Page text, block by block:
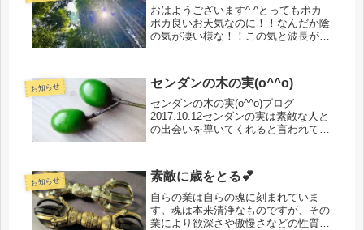
おはようございます^ ^とってもポカ
ポカ良いお天気なのに！！なんだか陰
の気が凄い様な！！この気と波長が合
やばいやばい(^o^)目を閉じて深呼吸し
て空気と呼吸を合わせて争わず...
お知らせ センダンの木の実(o^^o)
センダンの木の実(o^^o)ブログ
2017.10.12センダンの実は素敵な人と
の出会いを導いてくれると言われてい
敵💕と思ったら、引き寄せた木の実何
粒がいただきました♪(๑ᴖ◡ᴖ...
お知らせ 素敵に歳をとる💕
自らの業は自らの魂に刻まれていま
す。魂は本来清浄なものですが、その
業により欲深さや傲慢さなどの性質